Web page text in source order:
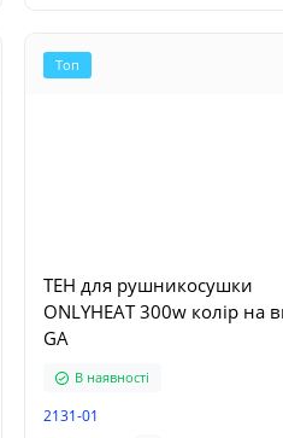
Масажне крісло MANZOKU
0
75200грн.
Топ
ТЕН для рушникосушки
ONLYHEAT 300w колір на
GA
В наявності
2131-01